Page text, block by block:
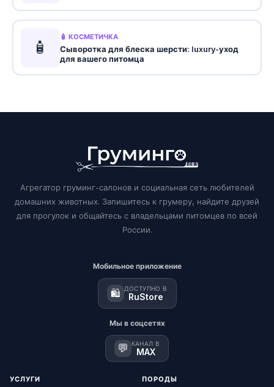
🧴
🧴 КОСМЕТИЧКА
Сыворотка для блеска шерсти: luxury-уход
для вашего питомца
Агрегатор груминг-салонов и социальная сеть любителей
домашних животных. Запишитесь к грумеру, найдите друзей
для прогулок и общайтесь с владельцами питомцев по всей
России.
Мобильное приложение
🛍️ ДОСТУПНО В
RuStore
Мы в соцсетях
💬 КАНАЛ В
MAX
УСЛУГИ ПОРОДЫ